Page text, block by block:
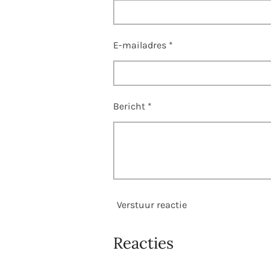
E-mailadres *
Bericht *
Verstuur reactie
Reacties